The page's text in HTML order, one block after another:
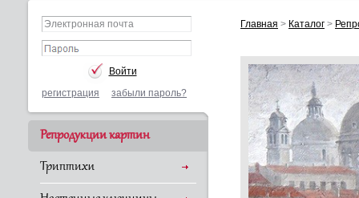
регистрация забыли пароль?
Репродукции картин
Триптихи
Главная > Каталог >